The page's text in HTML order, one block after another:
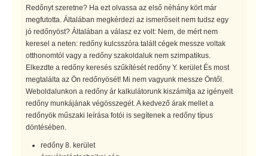
Redőnyt szeretne? Ha ezt olvassa az első néhány kört már
megfutotta. Általában megkérdezi az ismerőseit nem tudsz egy
jó redőnyöst? Általában a válasz ez volt: Nem, de mért nem
keresel a neten: redőny kulcsszóra talált cégek messze voltak
otthonomtól vagy a redőny szakoldaluk nem szimpatikus.
Elkezdte a redőny keresés szűkítését redőny Y. kerület És most
megtalálta az Ön redőnyösét! Mi nem vagyunk messze Öntől.
Weboldalunkon a redőny ár kalkulátorunk kiszámítja az igényelt
redőny munkájának végösszegét. A kedvező árak mellet a
redőnyök műszaki leírása fotói is segítenek a redőny típus
döntésében.
redőny 8. kerület